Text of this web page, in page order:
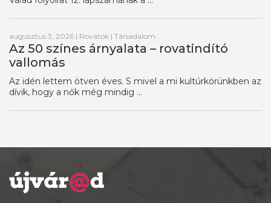
augusztus 3, 2026 | Rovatok | Társadalom
Az 50 színes árnyalata – rovatindító
vallomás
Az idén lettem ötven éves. S mivel a mi kultúrkörünkben az
dívik, hogy a nők még mindig ...